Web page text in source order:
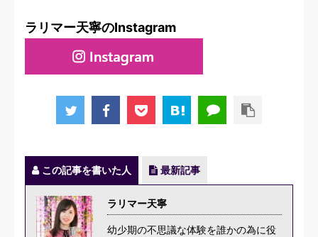
ラリマー天寧のInstagram
この記事を書いた人 最新記事
ラリマー天寧
幼少期の不思議な体験を誰かの為に役